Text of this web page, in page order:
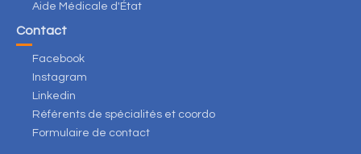
Aide Médicale d'État
Contact
Facebook
Instagram
Linkedin
Référents de spécialités et coordo
Formulaire de contact